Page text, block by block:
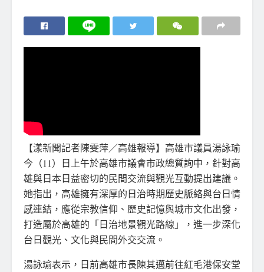
【漾新聞記者陳雯萍／高雄報導】高雄市議員湯詠瑜
今（11）日上午於高雄市議會市政總質詢中，針對高
雄與日本日益密切的民間交流與觀光互動提出建議。
她指出，高雄擁有深厚的日治時期歷史脈絡與台日情
感連結，應從宗教信仰、歷史記憶與城市文化出發，
打造屬於高雄的「日治地景觀光路線」，進一步深化
台日觀光、文化與民間外交交流。
湯詠瑜表示，日前高雄市長陳其邁前往紅毛港保安堂